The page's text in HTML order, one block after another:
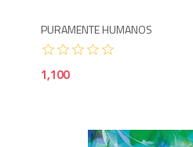
PURAMENTE HUMANOS
1,100